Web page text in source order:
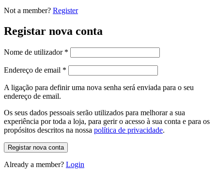
Not a member? Register
Registar nova conta
Nome de utilizador *
Endereço de email *
A ligação para definir uma nova senha será enviada para o seu
endereço de email.
Os seus dados pessoais serão utilizados para melhorar a sua
experiência por toda a loja, para gerir o acesso à sua conta e para os
propósitos descritos na nossa política de privacidade.
Registar nova conta
Already a member? Login